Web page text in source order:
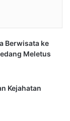
Berwisata ke
Meletus
Kejahatan